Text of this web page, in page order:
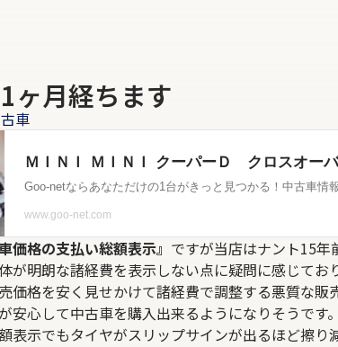
ヶ月経ちます
車
価格の支払い総額表示』 ですが当店はナント15年
が明朗な諸経費を表示しない点に疑問に感じてお
価格を安く見せかけて諸経費で調整する悪質な販
安心して中古車を購入出来るようになりそうです。
表示でもタイヤがスリップサインが出るほど擦